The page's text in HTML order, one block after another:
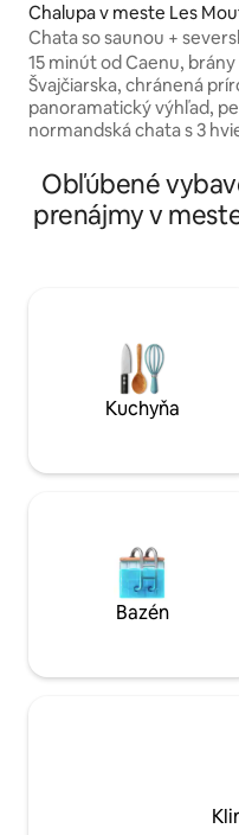
Chalupa v meste Les
rs-en-Cinglais
Chata so saunou +
panoramatickým
15 minút od Caenu,
Švajčiarska, chránená
panoramatický výhľad,
normandská chata s 3
Vonkajšia sauna a
dní v roku). Orientácia
nezabudnuteľné západy
opustená dedinka, málo
miesto. Jedinečné a
Obľúbené
prenájmy v
Kuchyňa
Bazén